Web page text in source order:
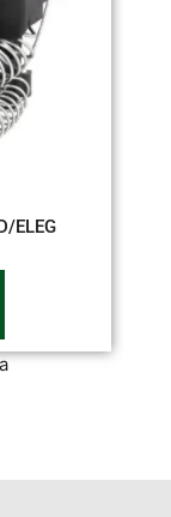
ELEG